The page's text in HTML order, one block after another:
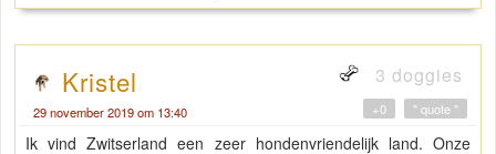
Kristel 3 doggies
29 november 2019 om 13:40 " quote "
+0
Ik vind Zwitserland een zeer hondenvriendelijk land. Onze